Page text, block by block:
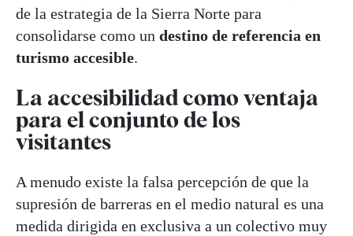
de la estrategia de la Sierra Norte para
consolidarse como un destino de referencia en
turismo accesible.
La accesibilidad como ventaja
para el conjunto de los
visitantes
A menudo existe la falsa percepción de que la
supresión de barreras en el medio natural es una
medida dirigida en exclusiva a un colectivo muy